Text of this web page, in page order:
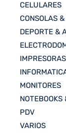
CELULARES
CONSOLAS
DEPORTE &
IMPRESORAS
MONITORES
NOTEBOOKS
PDV
VARIOS